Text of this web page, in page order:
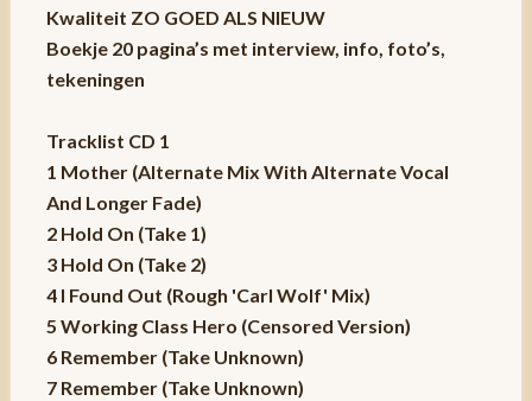
Kwaliteit ZO GOED ALS NIEUW
Boekje 20 pagina’s met interview, info, foto’s,
tekeningen
Tracklist CD 1
1 Mother (Alternate Mix With Alternate Vocal
And Longer Fade)
2 Hold On (Take 1)
3 Hold On (Take 2)
4 I Found Out (Rough 'Carl Wolf' Mix)
5 Working Class Hero (Censored Version)
6 Remember (Take Unknown)
7 Remember (Take Unknown)